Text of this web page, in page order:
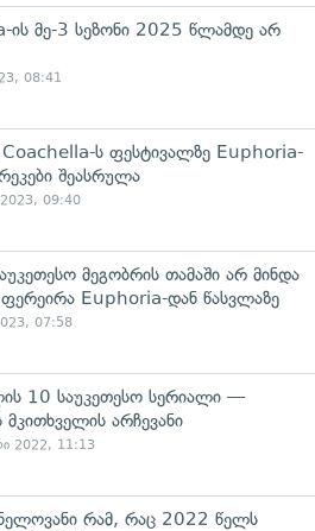
ის მე-3 სეზონი 2025 წლამდე არ
08:41
Coachella-ს ფესტივალზე Euphoria-
შეასრულა
09:40
მეგობრის თამაში არ მინდა
Euphoria-დან წასვლაზე
07:58
10 საუკეთესო სერიალი —
არჩევანი
2022, 11:13
რამ, რაც 2022 წელს